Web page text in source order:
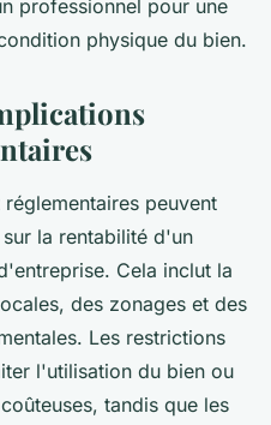
professionnel pour une
physique du bien.
peuvent
la rentabilité d'un
Cela inclut la
des zonages et des
Les restrictions
l'utilisation du bien ou
tandis que les